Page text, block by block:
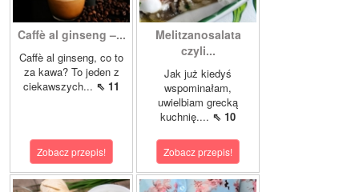
Caffè al ginseng –...
Caffè al ginseng, co to
za kawa? To jeden z
ciekawszych... ⇖ 11
Zobacz przepis!
Melitzanosalata
czyli...
Jak już kiedyś
wspominałam,
uwielbiam grecką
kuchnię.... ⇖ 10
Zobacz przepis!